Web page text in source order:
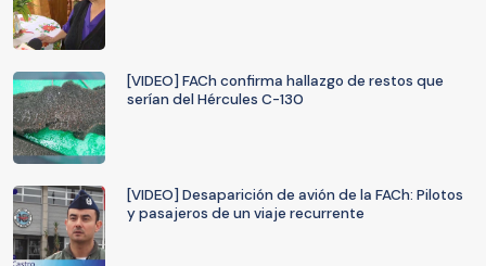
[VIDEO] FACh confirma hallazgo de restos que
serían del Hércules C-130
[VIDEO] Desaparición de avión de la FACh: Pilotos
y pasajeros de un viaje recurrente